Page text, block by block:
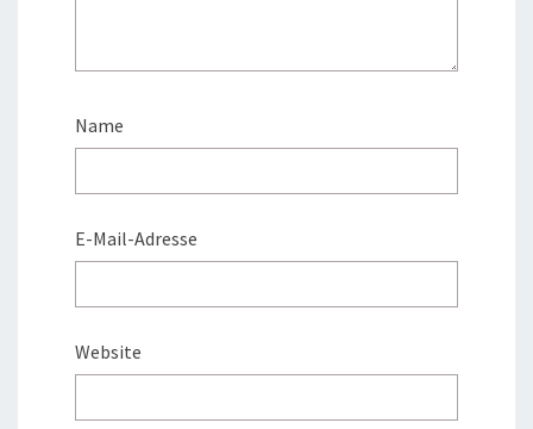
Name
E-Mail-Adresse
Website